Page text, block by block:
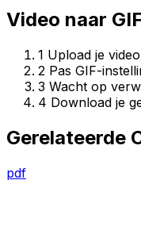
Video naar
1 Upload je
2 Pas GIF-
3 Wacht op
4 Download je
Gerelateerde
pdf